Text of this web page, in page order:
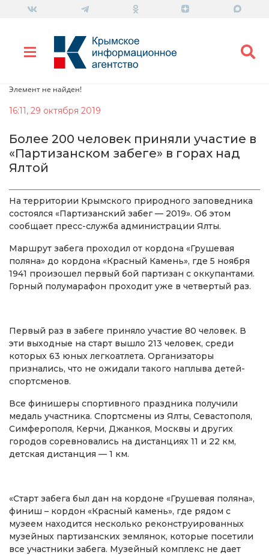
Элемент не найден!
16:11, 29 октября 2019
Более 200 человек приняли участие в
«Партизанском забеге» в горах над
Ялтой
На территории Крымского природного заповедника
состоялся «Партизанский забег — 2019». Об этом
сообщает пресс-служба администрации Ялты.
Маршрут забега проходил от кордона «Грушевая
поляна» до кордона «Красный Камень», где 5 ноября
1941 произошел первый бой партизан с оккупантами.
Горный полумарафон проходит уже в четвертый раз.
Первый раз в забеге приняло участие 80 человек. В
эти выходные на старт вышло 213 человек, среди
которых 63 юных легкоатлета. Организаторы
признались, что не ожидали такого наплыва детей-
спортсменов.
Все финишеры спортивного праздника получили
медаль участника. Спортсмены из Ялты, Севастополя,
Симферополя, Керчи, Джанкоя, Москвы и других
городов соревновались на дистанциях 11 и 22 км,
детская дистанция — 1 км.
«Старт забега был дан на кордоне «Грушевая поляна»,
финиш – кордон «Красный камень», где рядом с
музеем находится несколько реконструированных
музейных партизанских землянок, которые посетили
все участники забега. Музейный комплекс не дает